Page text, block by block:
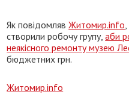
Як повідомлявЖитомир.info
створили робочу групу,аби
неякісного ремонту музею
бюджетних грн.
Житомир.info